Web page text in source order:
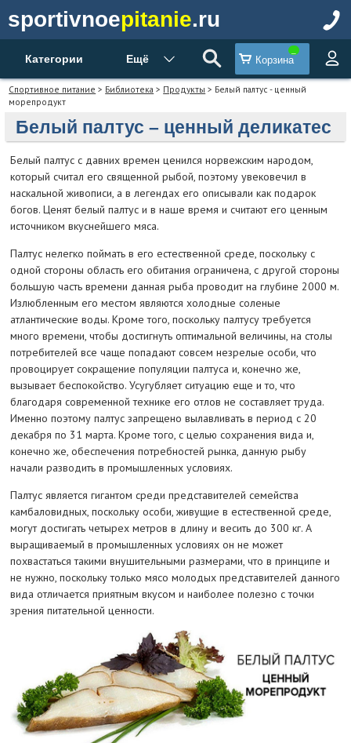
sportivnoepitanie.ru
Категории Ещё Корзина
Спортивное питание > Библиотека > Продукты > Белый палтус - ценный
морепродукт
Белый палтус – ценный деликатес
Белый палтус с давних времен ценился норвежским народом,
который считал его священной рыбой, поэтому увековечил в
наскальной живописи, а в легендах его описывали как подарок
богов. Ценят белый палтус и в наше время и считают его ценным
источником вкуснейшего мяса.
Палтус нелегко поймать в его естественной среде, поскольку с
одной стороны область его обитания ограничена, с другой стороны
большую часть времени данная рыба проводит на глубине 2000 м.
Излюбленным его местом являются холодные соленые
атлантические воды. Кроме того, поскольку палтусу требуется
много времени, чтобы достигнуть оптимальной величины, на столы
потребителей все чаще попадают совсем незрелые особи, что
провоцирует сокращение популяции палтуса и, конечно же,
вызывает беспокойство. Усугубляет ситуацию еще и то, что
благодаря современной технике его отлов не составляет труда.
Именно поэтому палтус запрещено вылавливать в период с 20
декабря по 31 марта. Кроме того, с целью сохранения вида и,
конечно же, обеспечения потребностей рынка, данную рыбу
начали разводить в промышленных условиях.
Палтус является гигантом среди представителей семейства
камбаловидных, поскольку особи, живущие в естественной среде,
могут достигать четырех метров в длину и весить до 300 кг. А
выращиваемый в промышленных условиях он не может
похвастаться такими внушительными размерами, что в принципе и
не нужно, поскольку только мясо молодых представителей данного
вида отличается приятным вкусом и наиболее полезно с точки
зрения питательной ценности.